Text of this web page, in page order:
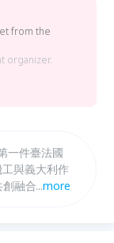
from the
organizer.
一件臺法國
與義大利作
創融合光球與
...more